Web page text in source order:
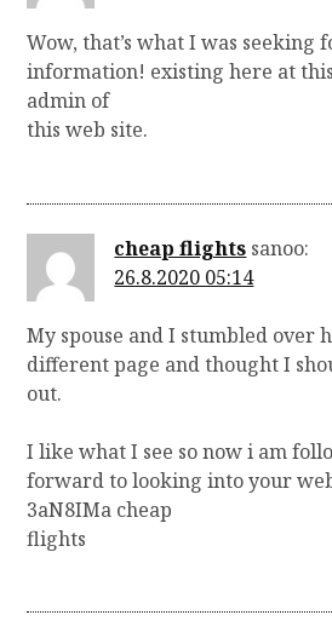
Wow, that’s what I was seeking
information! existing here at
admin of
this web site.
cheap flights sanoo:
26.8.2020 05:14
My spouse and I stumbled over
different page and thought I
out.
I like what I see so now i am
forward to looking into your
3aN8IMa cheap
flights